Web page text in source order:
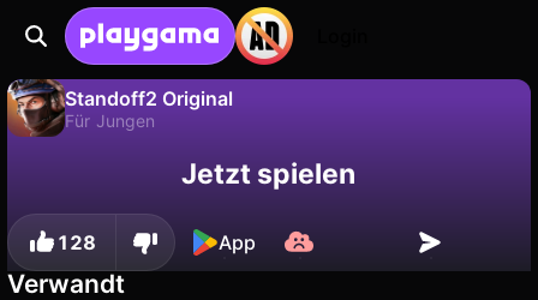
Standoff2 Original
Für Jungen
speichern!
Nein
Jetzt spielen
128 App
Verwandt